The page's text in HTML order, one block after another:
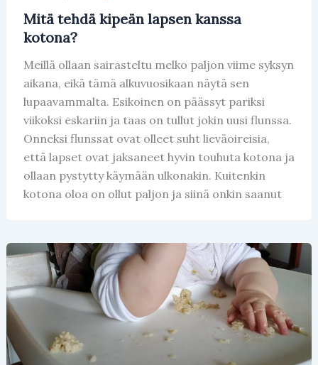
Mitä tehdä kipeän lapsen kanssa
kotona?
Meillä ollaan sairasteltu melko paljon viime syksyn
aikana, eikä tämä alkuvuosikaan näytä sen
lupaavammalta. Esikoinen on päässyt pariksi
viikoksi eskariin ja taas on tullut jokin uusi flunssa.
Onneksi flunssat ovat olleet suht lieväoireisia,
että lapset ovat jaksaneet hyvin touhuta kotona ja
ollaan pystytty käymään ulkonakin. Kuitenkin
kotona oloa on ollut paljon ja siinä onkin saanut